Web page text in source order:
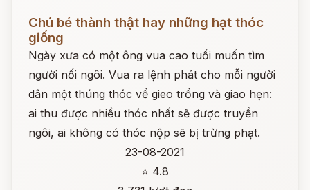
Chú bé thành thật hay những hạt thóc
giống
Ngày xưa có một ông vua cao tuổi muốn tìm
người nối ngôi. Vua ra lệnh phát cho mỗi người
dân một thúng thóc về gieo trồng và giao hẹn:
ai thu được nhiều thóc nhất sẽ được truyền
ngôi, ai không có thóc nộp sẽ bị trừng phạt.
23-08-2021
⭐ 4.8